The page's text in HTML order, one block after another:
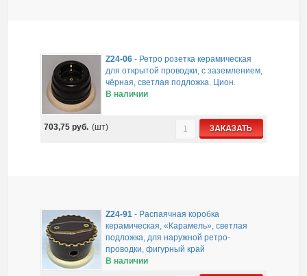
Z24-06 - Ретро розетка керамическая
для открытой проводки, с заземлением,
чёрная, светлая подложка. Цион.
В наличии
703,75руб. (шт) ЗАКАЗАТЬ
Z24-91 - Распаячная коробка
керамическая, «Карамель», светлая
подложка, для наружной ретро-
проводки, фигурный край
В наличии